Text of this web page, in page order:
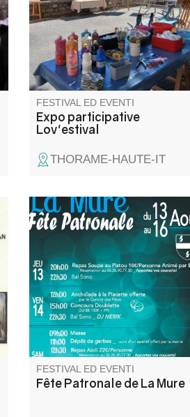
aux rencontres autour de l’art.
FESTIVAL ED EVENTI
Expo participative
Lov'estival
THORAME-HAUTE-IT
Le village en fête ! Le comité
des fêtes vous propose 4 jours
d'animations avec au
programme : concours de
boules, messe et dépôt de
gerbes, retraite aux flambeaux,
soirées animées et repas.
FESTIVAL ED EVENTI
Fête Patronale de La Mure